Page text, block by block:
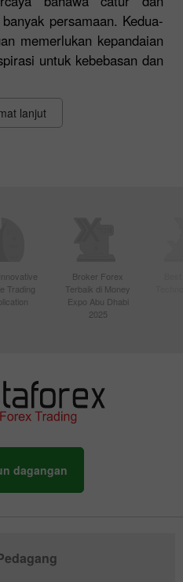
persamaan. Kedua-
memerlukan kepandaian
untuk kebebasan dan
lanjut
Trading
Broker Forex
Terbaik di Money
Expo Abu Dhabi
2025
dagangan